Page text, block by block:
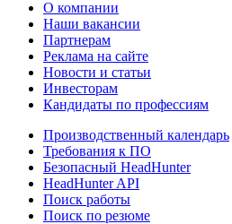
О компании
Наши вакансии
Партнерам
Реклама на сайте
Новости и статьи
Инвесторам
Кандидаты по профессиям
Производственный календарь
Требования к ПО
Безопасный HeadHunter
HeadHunter API
Поиск работы
Поиск по резюме